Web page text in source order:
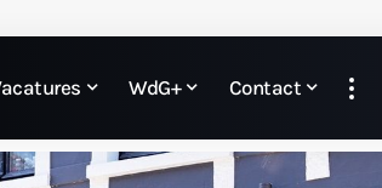
WdG+ Contact